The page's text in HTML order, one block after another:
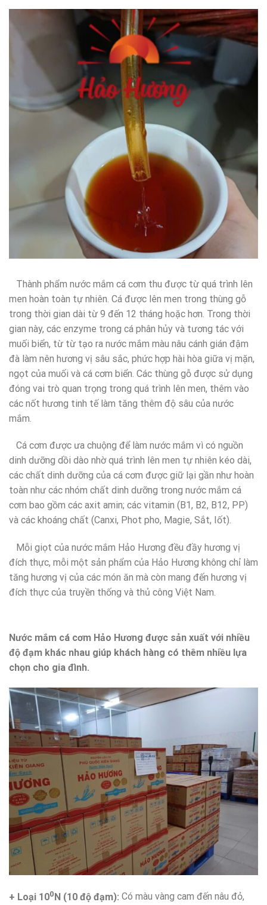
Thành phẩm nước mắm cá cơm thu được từ quá trình lên
men hoàn toàn tự nhiên. Cá được lên men trong thùng gỗ
trong thời gian dài từ 9 đến 12 tháng hoặc hơn. Trong thời
gian này, các enzyme trong cá phân hủy và tương tác với
muối biển, từ từ tạo ra nước mắm màu nâu cánh gián đậm
đà làm nên hương vị sâu sắc, phức hợp hài hòa giữa vị mặn,
ngọt của muối và cá cơm biển. Các thùng gỗ được sử dụng
đóng vai trò quan trọng trong quá trình lên men, thêm vào
các nốt hương tinh tế làm tăng thêm độ sâu của nước
mắm.
Cá cơm được ưa chuộng để làm nước mắm vì có nguồn
dinh dưỡng dồi dào nhờ quá trình lên men tự nhiên kéo dài,
các chất dinh dưỡng của cá cơm được giữ lại gần như hoàn
toàn như các nhóm chất dinh dưỡng trong nước mắm cá
cơm bao gồm các axit amin; các vitamin (B1, B2, B12, PP)
và các khoáng chất (Canxi, Phot pho, Magie, Sắt, Iốt).
Mỗi giọt của nước mắm Hảo Hương đều đầy hương vị
đích thực, mỗi một sản phẩm của Hảo Hương không chỉ làm
tăng hương vị của các món ăn mà còn mang đến hương vị
đích thực của truyền thống và thủ công Việt Nam.
Nước mắm cá cơm Hảo Hương được sản xuất với nhiều
độ đạm khác nhau giúp khách hàng có thêm nhiều lựa
chọn cho gia đình.
+ Loại 100N (10 độ đạm): Có màu vàng cam đến nâu đỏ,